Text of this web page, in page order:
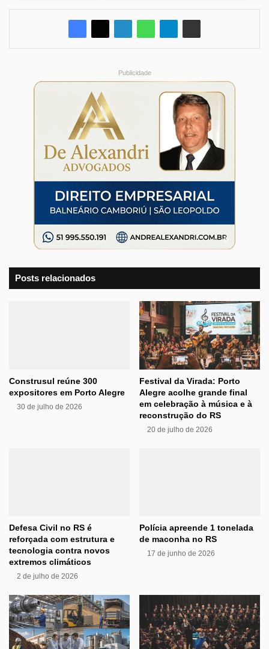
Publicidade
Posts relacionados
Construsul reúne 300
expositores em Porto Alegre
30 de julho de 2026
Festival da Virada: Porto
Alegre acolhe grande final
em celebração à música e à
reconstrução do RS
20 de julho de 2026
Defesa Civil no RS é
reforçada com estrutura e
tecnologia contra novos
extremos climáticos
2 de julho de 2026
Polícia apreende 1 tonelada
de maconha no RS
17 de junho de 2026